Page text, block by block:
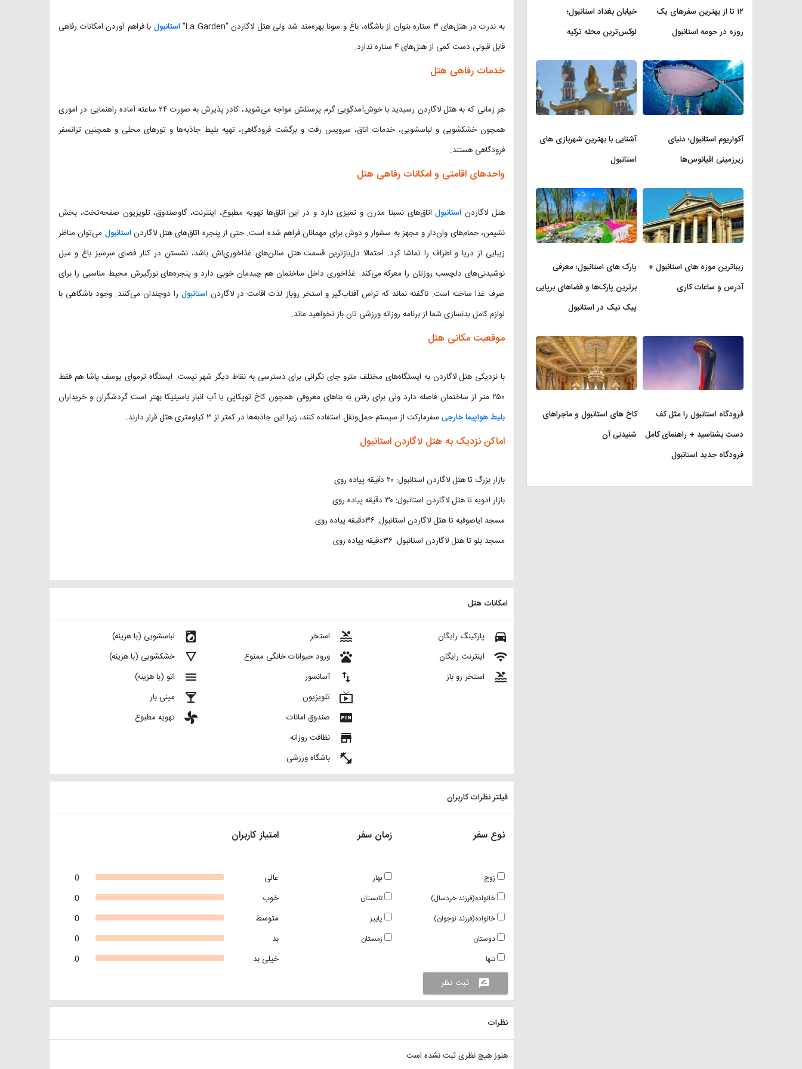
به ندرت در هتل‌های ۳ ستاره بتوان از باشگاه، باغ و سونا بهره‌مند شد ولی هتل لاگاردن “La Garden” استانبول با فراهم آوردن امکانات رفاهی
قابل قبولی دست کمی از هتل‌های ۴ ستاره ندارد.
خدمات رفاهی هتل
هر زمانی که به هتل لاگاردن رسیدید با خوش‌آمدگویی گرم پرسنلش مواجه می‌شوید، کادر پذیرش به صورت ۲۴ ساعته آماده راهنمایی در اموری
همچون خشکشویی و لباسشویی، خدمات اتاق، سرویس رفت و برگشت فرودگاهی، تهیه بلیط جاذبه‌ها و تورهای محلی و همچنین ترانسفر
فرودگاهی هستند.
واحدهای اقامتی و امکانات رفاهی هتل
هتل لاگاردن استانبول اتاق‌های نسبتا مدرن و تمیزی دارد و در این اتاق‌ها تهویه مطبوع، اینترنت، گاوصندوق، تلویزیون صفحه‌تخت، بخش
نشیمن، حمام‌های وان‌دار و مجهز به سشوار و دوش برای مهمانان فراهم شده است. حتی از پنجره اتاق‌های هتل لاگاردناستانبول می‌توان مناظر
زیبایی از دریا و اطراف را تماشا کرد. احتمالا دل‌بازترین قسمت هتل سالن‌های غذاخوری‌اش باشد، نشستن در کنار فضای سرسبز باغ و میل
نوشیدنی‌های دلچسب روزتان را معرکه می‌کند. غذاخوری داخل ساختمان هم چیدمان خوبی دارد و پنجره‌های نورگیرش محیط مناسبی را برای
صرف غذا ساخته است. ناگفته نماند که تراس آفتاب‌گیر و استخر روباز لذت اقامت در لاگاردن استانبول را دوچندان می‌کنند. وجود باشگاهی با
لوازم کامل بدنسازی شما از برنامه روزانه ورزشی ‌تان باز نخواهید ماند.
موقعیت مکانی هتل
با نزدیکی هتل لاگاردن به ایستگاه‌های مختلف مترو جای نگرانی برای دسترسی به نقاط دیگر شهر نیست. ایستگاه ترموای یوسف پاشا هم فقط
۲۵۰ متر از ساختمان فاصله دارد ولی برای رفتن به بناهای معروفی همچون کاخ توپکاپی یا آب انبار باسیلیکا بهتر است گردشگران و خریداران
بلیط هواپیما خارجی سفرمارکت از سیستم حمل‌ونقل استفاده کنند، زیرا این جاذبه‌ها در کمتر از ۳ کیلومتری هتل قرار دارند.
اماکن نزدیک به هتل لاگاردن استانبول
بازار بزرگ تا هتل لاگاردن استانبول: ۲۰ دقیقه پیاده روی
بازار ادویه تا هتل لاگاردن استانبول: ۳۰ دقیقه پیاده روی
مسجد ایاصوفیه تا هتل لاگاردن استانبول: ۳۶دقیقه پیاده روی
مسجد بلو تا هتل لاگاردن استانبول: ۳۶دقیقه پیاده روی
امکانات هتل
local_laundry_service لباسشویی (با هزینه)
details خشکشویی (با هزینه)
menu اتو (با هزینه)
local_bar مینی بار
toys تهویه مطبوع
pool استخر
pets ورود حیوانات خانگی ممنوع
import_export آسانسور
live_tv تلویزیون
fiber_pin صندوق امانات
store نظافت روزانه
fitness_center باشگاه ورزشی
directions_car پارکینگ رایگان
wifi اینترنت رایگان
pool استخر رو باز
فیلتر نظرات کاربران
امتیاز کاربران
0
عالی
0
خوب
0
متوسط
0
بد
0
خیلی بد
زمان سفر
بهار
تابستان
پاییز
زمستان
نوع سفر
زوج
خانواده(فرزند خردسال)
خانواده(فرزند نوجوان)
دوستان
تنها
rate_review
ثبت نظر
نظرات
هنوز هیچ نظری ثبت نشده است
۱۲ تا از بهترین سفرهای یک
روزه در حومه استانبول
خیابان بغداد استانبول؛
لوکس‌ترین محله ترکیه
آکواریوم استانبول؛ دنیای
زیرزمینی اقیانوس‌ها
آشنایی با بهترین شهربازی های
استانبول
زیباترین موزه‌ های استانبول +
آدرس و ساعات کاری
پارک های استانبول؛ معرفی
برترین پارک‌ها و فضاهای برپایی
پیک نیک در استانبول
فرودگاه استانبول را مثل کف
دست بشناسید + راهنمای کامل
فرودگاه جدید استانبول
کاخ های استانبول و ماجراهای
شنیدنی آن